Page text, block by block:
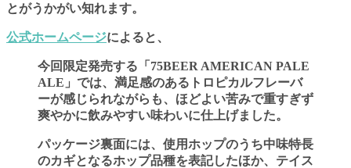
とがうかがい知れます。
公式ホームページによると、
今回限定発売する「75BEER AMERICAN PALE
ALE」では、満足感のあるトロピカルフレーバ
ーが感じられながらも、ほどよい苦みで重すぎず
爽やかに飲みやすい味わいに仕上げました。
パッケージ裏面には、使用ホップのうち中味特長
のカギとなるホップ品種を表記したほか、テイス